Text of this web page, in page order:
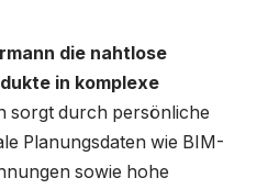
die nahtlose
in komplexe
sorgt durch persönliche
Planungsdaten wie BIM-
sowie hohe